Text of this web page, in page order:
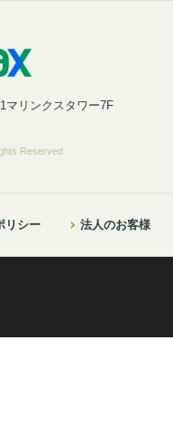
マリンクスタワー7F
Reserved
リシー 法人のお客様